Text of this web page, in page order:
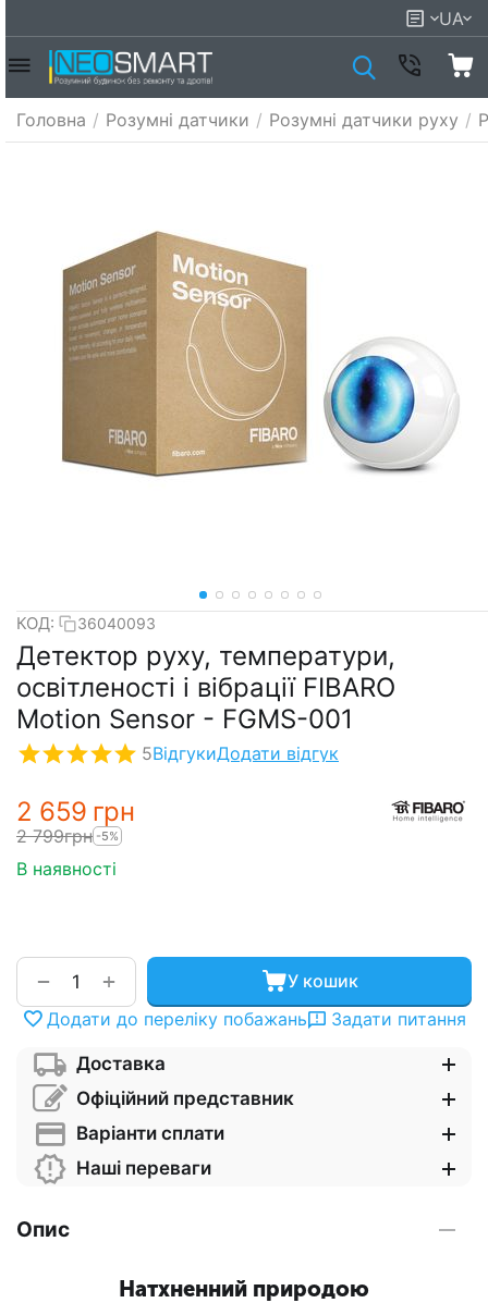
UA
Головна / Розумні датчики / Розумні датчики руху /
КОД: 36040093
Детектор руху, температури,
освітленості і вібрації FIBARO
Motion Sensor - FGMS-001
5ВідгукиДодати відгук
2 659 грн
2 799грн -5%
В наявності
+
−
У кошик
Додати до переліку побажань
Задати питання
Доставка
Офіційний представник
Варіанти сплати
Наші переваги
Опис
Натхненний природою